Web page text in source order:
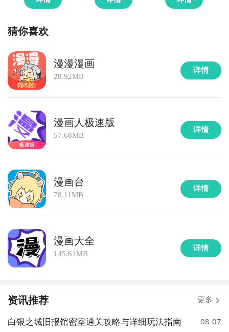
猜你喜欢
漫漫漫画
28.92MB
详情
漫画人极速版
57.68MB
详情
漫画台
78.11MB
详情
漫画大全
145.61MB
详情
资讯推荐 更多
白银之城旧报馆密室通关攻略与详细玩法指南 08-07